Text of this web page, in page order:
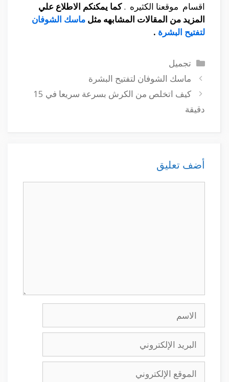
اقسام موقعنا الكثيره .كما يمكنكم الاطلاع علي
المزيد من المقالات المشابهه مثل ماسك الشوفان
لتفتيح البشرة .
التصنيفات
تجميل
ماسك الشوفان لتفتيح البشرة
كيف اتخلص من الكرش بسرعة سريعا في 15
دقيقة
أضف تعليق
الاسم
البريد
الإلكتروني
الموقع